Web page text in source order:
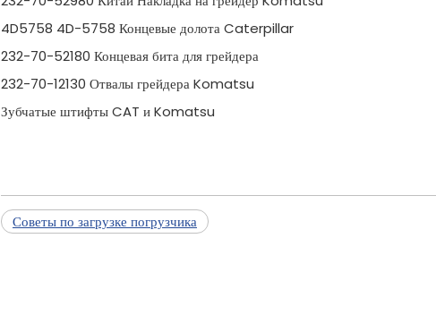
4D5758 4D-5758 Концевые долота Caterpillar
232-70-52180 Концевая бита для грейдера
232-70-12130 Отвалы грейдера Komatsu
Зубчатые штифты CAT и Komatsu
Советы по загрузке погрузчика